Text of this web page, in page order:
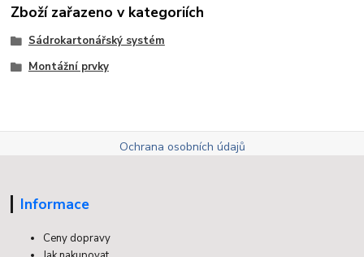
Zboží zařazeno v kategoriích
Sádrokartonářský systém
Montážní prvky
Ochrana osobních údajů
Informace
Ceny dopravy